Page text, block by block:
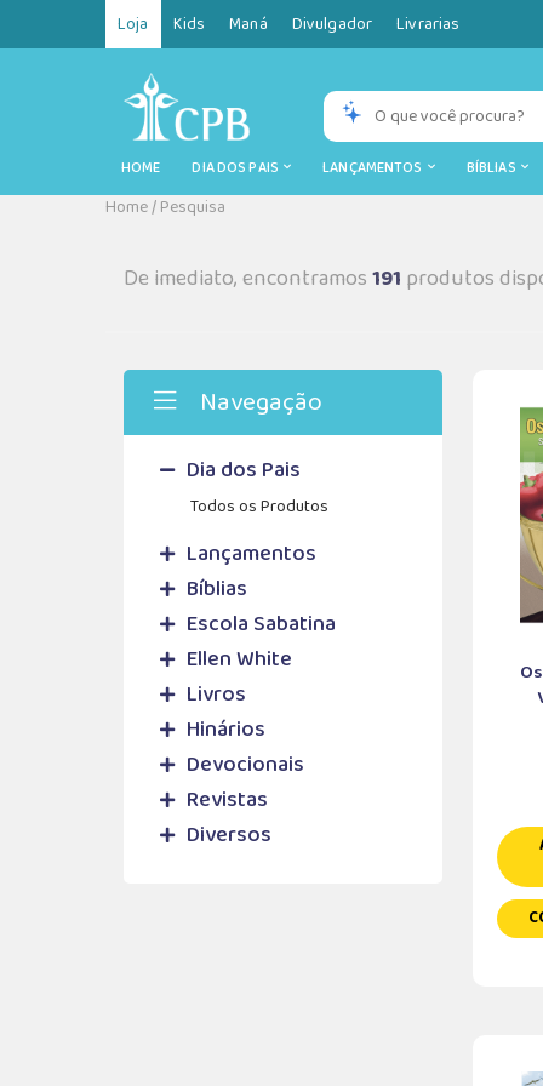
Loja Kids Maná Divulgador Livrarias
HOME DIA DOS PAIS LANÇAMENTOS BÍBLIAS
Home/Pesquisa
De imediato, encontramos191 produtos
Navegação
Dia dos Pais
Todos os Produtos
Lançamentos
Bíblias
Escola Sabatina
Ellen White
Livros
Hinários
Devocionais
Revistas
Diversos